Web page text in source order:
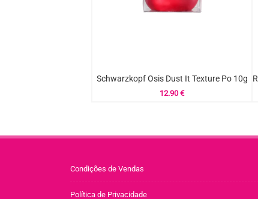
Schwarzkopf Osis Dust It Texture Po 10g
12.90 €
Condições de Vendas
Política de Privacidade